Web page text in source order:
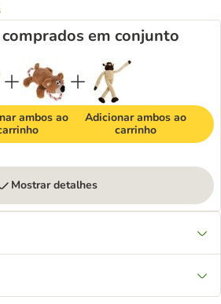
em conjunto
ambos ao
Adicionar ambos ao
carrinho
Mostrar detalhes